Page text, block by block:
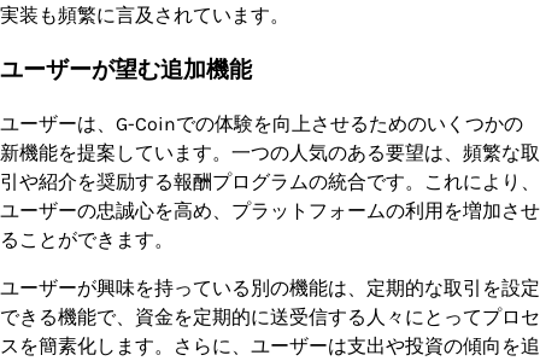
実装も頻繁に言及されています。
ユーザーが望む追加機能
ユーザーは、G-Coinでの体験を向上させるためのいくつかの
新機能を提案しています。一つの人気のある要望は、頻繁な取
引や紹介を奨励する報酬プログラムの統合です。これにより、
ユーザーの忠誠心を高め、プラットフォームの利用を増加させ
ることができます。
ユーザーが興味を持っている別の機能は、定期的な取引を設定
できる機能で、資金を定期的に送受信する人々にとってプロセ
スを簡素化します。さらに、ユーザーは支出や投資の傾向を追